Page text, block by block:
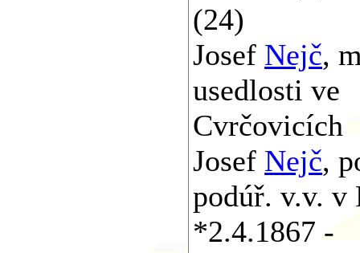
(24)
Josef Nejč,
usedlosti ve
Cvrčovicích
Josef Nejč,
podúř. v.v. v
*2.4.1867 -